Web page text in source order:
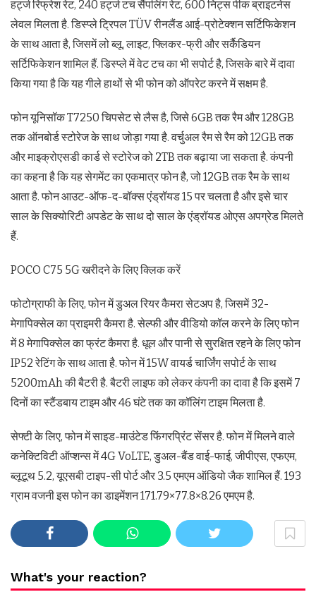
हर्ट्ज रिफ्रेश रेट, 240 हर्ट्ज टच सैंपलिंग रेट, 600 निट्स पीक ब्राइटनेस
लेवल मिलता है. डिस्प्ले ट्रिपल TÜV रीनलैंड आई-प्रोटेक्शन सर्टिफिकेशन
के साथ आता है, जिसमें लो ब्लू, लाइट, फ्लिकर-फ्री और सर्कैडियन
सर्टिफिकेशन शामिल हैं. डिस्प्ले में वेट टच का भी सपोर्ट है, जिसके बारे में दावा
किया गया है कि यह गीले हाथों से भी फोन को ऑपरेट करने में सक्षम है.
फोन यूनिसॉक T7250 चिपसेट से लैस है, जिसे 6GB तक रैम और 128GB
तक ऑनबोर्ड स्टोरेज के साथ जोड़ा गया है. वर्चुअल रैम से रैम को 12GB तक
और माइक्रोएसडी कार्ड से स्टोरेज को 2TB तक बढ़ाया जा सकता है. कंपनी
का कहना है कि यह सेगमेंट का एकमात्र फोन है, जो 12GB तक रैम के साथ
आता है. फोन आउट-ऑफ-द-बॉक्स एंड्रॉयड 15 पर चलता है और इसे चार
साल के सिक्योरिटी अपडेट के साथ दो साल के एंड्रॉयड ओएस अपग्रेड मिलते
हैं.
POCO C75 5G खरीदने के लिए क्लिक करें
फोटोग्राफी के लिए, फोन में डुअल रियर कैमरा सेटअप है, जिसमें 32-
मेगापिक्सेल का प्राइमरी कैमरा है. सेल्फी और वीडियो कॉल करने के लिए फोन
में 8 मेगापिक्सेल का फ्रंट कैमरा है. धूल और पानी से सुरक्षित रहने के लिए फोन
IP52 रेटिंग के साथ आता है. फोन में 15W वायर्ड चार्जिंग सपोर्ट के साथ
5200mAh की बैटरी है. बैटरी लाइफ को लेकर कंपनी का दावा है कि इसमें 7
दिनों का स्टैंडबाय टाइम और 46 घंटे तक का कॉलिंग टाइम मिलता है.
सेफ्टी के लिए, फोन में साइड-माउंटेड फिंगरप्रिंट सेंसर है. फोन में मिलने वाले
कनेक्टिविटी ऑप्शन्स में 4G VoLTE, डुअल-बैंड वाई-फाई, जीपीएस, एफएम,
ब्लूटूथ 5.2, यूएसबी टाइप-सी पोर्ट और 3.5 एमएम ऑडियो जैक शामिल हैं. 193
ग्राम वजनी इस फोन का डाइमेंशन 171.79×77.8×8.26 एमएम है.
What's your reaction?